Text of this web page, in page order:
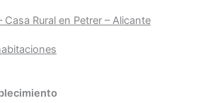
Casa Rural en Petrer – Alicante